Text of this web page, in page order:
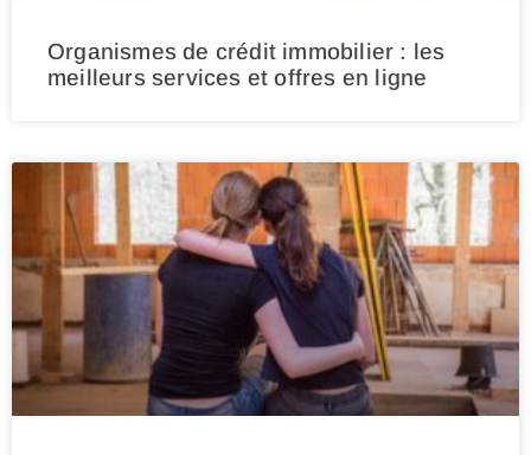
Organismes de crédit immobilier : les
meilleurs services et offres en ligne